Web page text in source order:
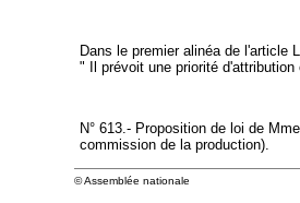
Dans le premier alinéa de l'article
" Il prévoit une priorité
N° 613.- Proposition de loi de
commission de la production).
© Assemblée nationale